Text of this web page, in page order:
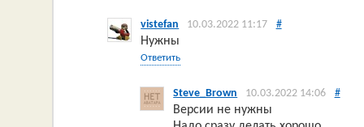
vistefan 10.03.2022 11:17 #
Нужны
Ответить
Steve_Brown 10.03.2022 14:06 #
Версии не нужны